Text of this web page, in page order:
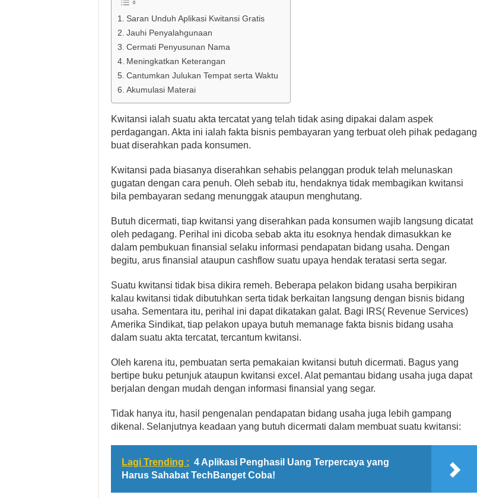
Saran Unduh Aplikasi Kwitansi Gratis
Jauhi Penyalahgunaan
Cermati Penyusunan Nama
Meningkatkan Keterangan
Cantumkan Julukan Tempat serta Waktu
Akumulasi Materai
Kwitansi ialah suatu akta tercatat yang telah tidak asing dipakai dalam aspek
perdagangan. Akta ini ialah fakta bisnis pembayaran yang terbuat oleh pihak pedagang
buat diserahkan pada konsumen.
Kwitansi pada biasanya diserahkan sehabis pelanggan produk telah melunaskan
gugatan dengan cara penuh. Oleh sebab itu, hendaknya tidak membagikan kwitansi
bila pembayaran sedang menunggak ataupun menghutang.
Butuh dicermati, tiap kwitansi yang diserahkan pada konsumen wajib langsung dicatat
oleh pedagang. Perihal ini dicoba sebab akta itu esoknya hendak dimasukkan ke
dalam pembukuan finansial selaku informasi pendapatan bidang usaha. Dengan
begitu, arus finansial ataupun cashflow suatu upaya hendak teratasi serta segar.
Suatu kwitansi tidak bisa dikira remeh. Beberapa pelakon bidang usaha berpikiran
kalau kwitansi tidak dibutuhkan serta tidak berkaitan langsung dengan bisnis bidang
usaha. Sementara itu, perihal ini dapat dikatakan galat. Bagi IRS( Revenue Services)
Amerika Sindikat, tiap pelakon upaya butuh memanage fakta bisnis bidang usaha
dalam suatu akta tercatat, tercantum kwitansi.
Oleh karena itu, pembuatan serta pemakaian kwitansi butuh dicermati. Bagus yang
bertipe buku petunjuk ataupun kwitansi excel. Alat pemantau bidang usaha juga dapat
berjalan dengan mudah dengan informasi finansial yang segar.
Tidak hanya itu, hasil pengenalan pendapatan bidang usaha juga lebih gampang
dikenal. Selanjutnya keadaan yang butuh dicermati dalam membuat suatu kwitansi:
Lagi Trending : 4 Aplikasi Penghasil Uang Terpercaya yang
Harus Sahabat TechBanget Coba!